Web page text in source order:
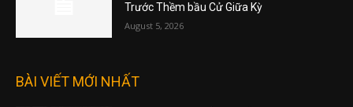
Trước Thềm bầu Cử Giữa Kỳ
August 5, 2026
BÀI VIẾT MỚI NHẤT